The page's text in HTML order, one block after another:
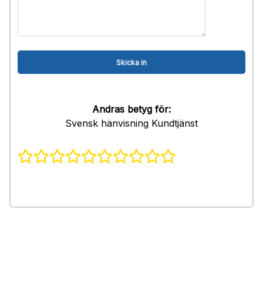
Andras betyg för:
Svensk hänvisning Kundtjänst